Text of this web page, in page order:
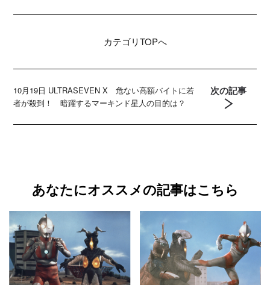
カテゴリTOPへ
10月19日 ULTRASEVEN X 危ない高額バイトに若
者が殺到！ 暗躍するマーキンド星人の目的は？
次の記事
あなたにオススメの記事はこちら